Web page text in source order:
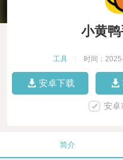
小黄
工具 时间：
安卓下载
安卓
简介